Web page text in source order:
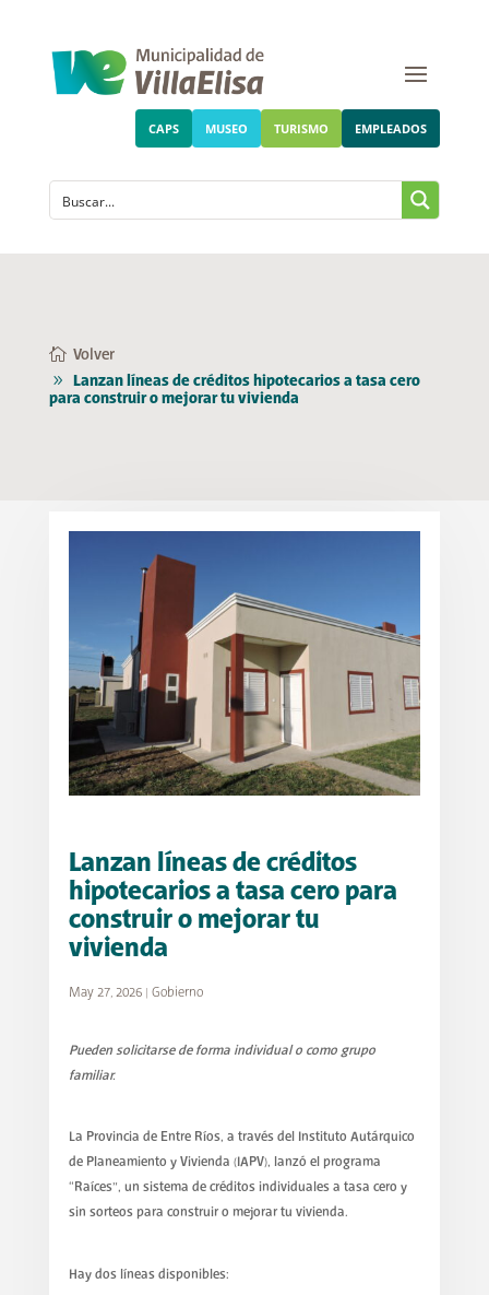
CAPS MUSEO TURISMO EMPLEADOS
Volver
Lanzan líneas de créditos hipotecarios a tasa cero
para construir o mejorar tu vivienda
Lanzan líneas de créditos
hipotecarios a tasa cero para
construir o mejorar tu
vivienda
May 27, 2026| Gobierno
Pueden solicitarse de forma individual o como grupo
familiar.
La Provincia de Entre Ríos, a través del Instituto Autárquico
de Planeamiento y Vivienda (IAPV), lanzó el programa
“Raíces”, un sistema de créditos individuales a tasa cero y
sin sorteos para construir o mejorar tu vivienda.
Hay dos líneas disponibles: